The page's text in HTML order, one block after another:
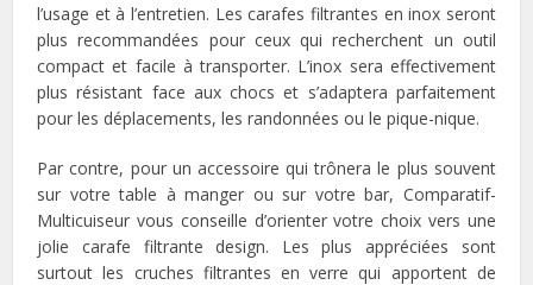
l’usage et à l’entretien. Les carafes filtrantes en inox seront
plus recommandées pour ceux qui recherchent un outil
compact et facile à transporter. L’inox sera effectivement
plus résistant face aux chocs et s’adaptera parfaitement
pour les déplacements, les randonnées ou le pique-nique.
Par contre, pour un accessoire qui trônera le plus souvent
sur votre table à manger ou sur votre bar, Comparatif-
Multicuiseur vous conseille d’orienter votre choix vers une
jolie carafe filtrante design. Les plus appréciées sont
surtout les cruches filtrantes en verre qui apportent de